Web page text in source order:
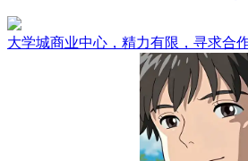
大学城商业中心，精力有限，寻求合